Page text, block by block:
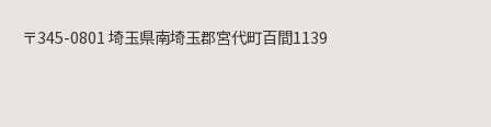
〒345-0801 埼玉県南埼玉郡宮代町百間1139